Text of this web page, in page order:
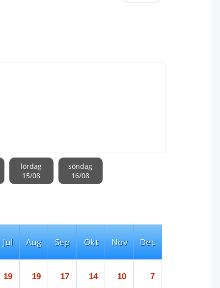
lördag
15/08
söndag
16/08
Jul
19
Aug
19
Sep
17
Okt
14
Nov
10
Dec
7